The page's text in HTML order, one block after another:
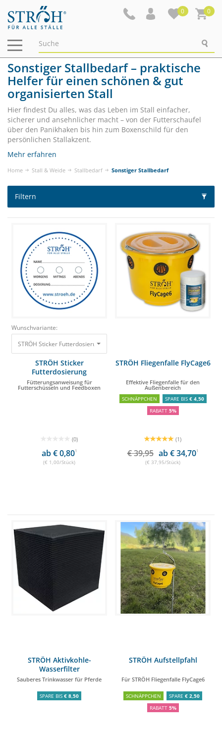
0 0
Navigation
ein-/ausblenden
Sonstiger Stallbedarf – praktische
Helfer für einen schönen & gut
organisierten Stall
Hier findest Du alles, was das Leben im Stall einfacher,
sicherer und ansehnlicher macht – von der Futterschaufel
über den Panikhaken bis hin zum Boxenschild für den
persönlichen Stallakzent.
Mehr erfahren
Home Stall & Weide Stallbedarf Sonstiger Stallbedarf
Filtern
Wunschvariante:
STRÖH Sticker Futterdosierung Fütterungsanweisung für Futterschüsseln
STRÖH Sticker
Futterdosierung
Fütterungsanweisung für
Futterschüsseln und Feedboxen
(0)
ab € 0,801
(€ 1,00/Stück)
STRÖH Fliegenfalle FlyCage6
Effektive Fliegenfalle für den
Außenbereich
SCHNÄPPCHEN SPARE BIS € 4,50
RABATT 5%
(1)
€ 39,95 ab € 34,701
(€ 37,95/Stück)
STRÖH Aktivkohle-
Wasserfilter
Sauberes Trinkwasser für Pferde
SPARE BIS € 8,50
STRÖH Aufstellpfahl
Für STRÖH Fliegenfalle FlyCage6
SCHNÄPPCHEN SPARE € 2,50
RABATT 5%